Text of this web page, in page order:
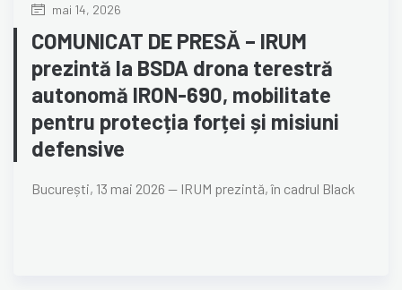
mai 14, 2026
COMUNICAT DE PRESĂ – IRUM
prezintă la BSDA drona terestră
autonomă IRON-690, mobilitate
pentru protecția forței și misiuni
defensive
București, 13 mai 2026 — IRUM prezintă, în cadrul Black